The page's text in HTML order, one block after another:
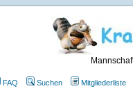
FAQ Suchen Mitgliederliste